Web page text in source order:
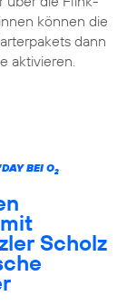
können die
dann
aktivieren.
BEI O2
Scholz